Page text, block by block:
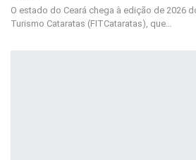
O estado do Ceará chega à edição de 2026
Turismo Cataratas (FITCataratas), que…